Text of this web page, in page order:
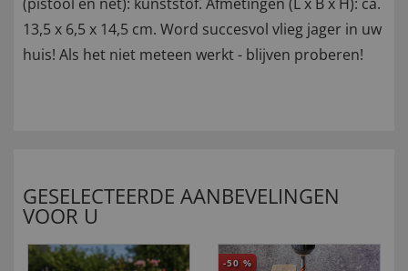
13,5 x 6,5 x 14,5 cm. Word succesvol vlieg jager in uw
huis! Als het niet meteen werkt - blijven proberen!
GESELECTEERDE AANBEVELINGEN
VOOR U
-50 %